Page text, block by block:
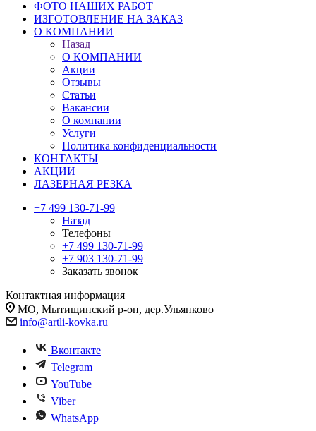
ФОТО НАШИХ РАБОТ
ИЗГОТОВЛЕНИЕ НА ЗАКАЗ
О КОМПАНИИ
Назад
О КОМПАНИИ
Акции
Отзывы
Статьи
Вакансии
О компании
Услуги
Политика конфиденциальности
КОНТАКТЫ
АКЦИИ
ЛАЗЕРНАЯ РЕЗКА
+7 499 130-71-99
Назад
Телефоны
+7 499 130-71-99
+7 903 130-71-99
Заказать звонок
Контактная информация
МО, Мытищинский р-он, дер.Ульянково
info@artli-kovka.ru
Вконтакте
Telegram
YouTube
Viber
WhatsApp